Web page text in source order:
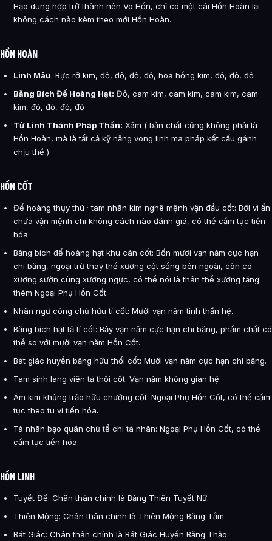
Hạo dung hợp trở thành nên Võ Hồn, chỉ có một cái Hồn Hoàn lại
không cách nào kèm theo mới Hồn Hoàn.
HỒN HOÀN
Linh Mâu: Rực rỡ kim, đỏ, đỏ, đỏ, đỏ, hoa hồng kim, đỏ, đỏ, đỏ
Băng Bích Đế Hoàng Hạt: Đỏ, cam kim, cam kim, cam kim, cam
kim, đỏ, đỏ, đỏ, đỏ
Tử Linh Thánh Pháp Thần: Xám ( bản chất cũng không phải là
Hồn Hoàn, mà là tất cả kỹ năng vong linh ma pháp kết cấu gánh
chịu thể )
HỒN CỐT
Đế hoàng thụy thú · tam nhãn kim nghê mệnh vận đầu cốt: Bởi vì ẩn
chứa vận mệnh chi không cách nào đánh giá, có thể cầm tục tiến
hóa.
Băng bích đế hoàng hạt khu cán cốt: Bốn mươi vạn năm cực hạn
chi băng, ngoại trừ thay thế xương cột sống bên ngoài, còn có
xương sườn cùng xương ngực, có thể nói là thân thể xương tăng
thêm Ngoại Phụ Hồn Cốt.
Nhân ngư công chủ hữu tí cốt: Mười vạn năm tinh thần hệ.
Băng bích hạt tả tí cốt: Bảy vạn năm cực hạn chi băng, phẩm chất có
thể so với mười vạn năm Hồn Cốt.
Bát giác huyền băng hữu thối cốt: Mười vạn năm cực hạn chi băng.
Tam sinh lang viên tả thối cốt: Vạn năm không gian hệ
Ám kim khủng trảo hữu chưởng cốt: Ngoại Phụ Hồn Cốt, có thể cầm
tục theo tu vi tiến hóa.
Tà nhãn bạo quân chủ tể chi tà nhãn: Ngoại Phụ Hồn Cốt, có thể
cầm tục tiến hóa.
HỒN LINH
Tuyết Đế: Chân thân chính là Băng Thiên Tuyết Nữ.
Thiên Mộng: Chân thân chính là Thiên Mộng Băng Tằm.
Bát Giác: Chân thân chính là Bát Giác Huyền Băng Thảo.